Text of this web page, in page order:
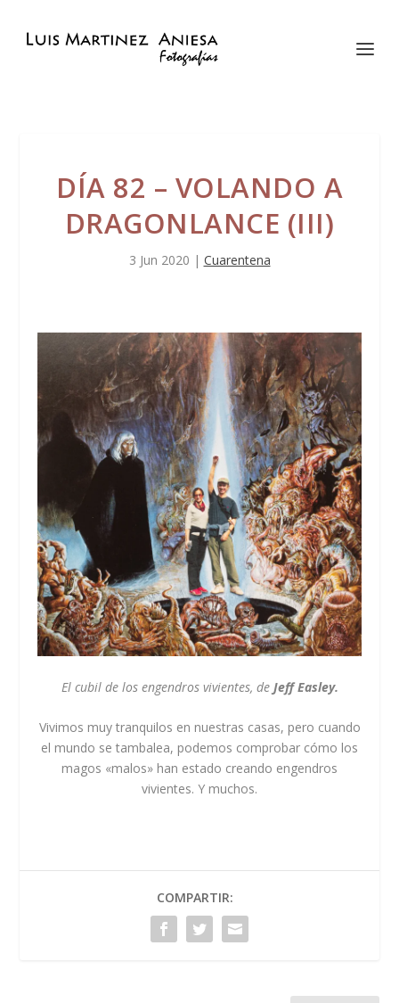
DÍA 82 – VOLANDO A
DRAGONLANCE (III)
3 Jun 2020 | Cuarentena
El cubil de los engendros vivientes, de Jeff Easley.
Vivimos muy tranquilos en nuestras casas, pero cuando
el mundo se tambalea, podemos comprobar cómo los
magos «malos» han estado creando engendros
vivientes. Y muchos.
COMPARTIR: